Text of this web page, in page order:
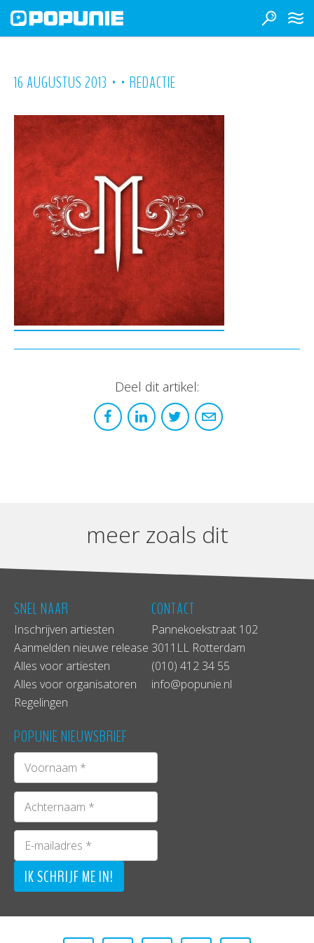
16 AUGUSTUS 2013 • • REDACTIE
Deel dit artikel:
meer zoals dit
SNEL NAAR
Inschrijven artiesten
Aanmelden nieuwe release
Alles voor artiesten
Alles voor organisatoren
Regelingen
CONTACT
Pannekoekstraat 102
3011LL Rotterdam
(010) 412 34 55
info@popunie.nl
POPUNIE NIEUWSBRIEF